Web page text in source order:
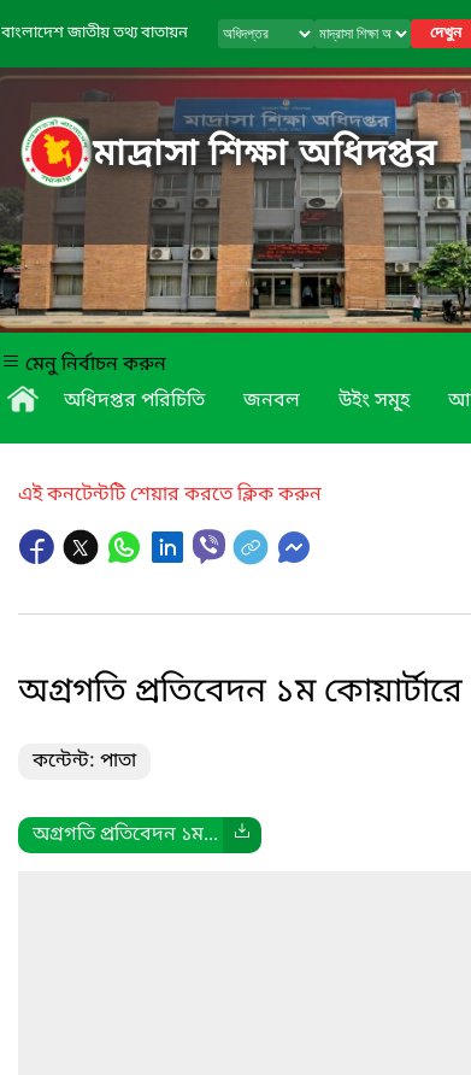
বাংলাদেশ জাতীয় তথ্য বাতায়ন দেখুন
মাদ্রাসা শিক্ষা অধিদপ্তর
মেনু নির্বাচন করুন
অধিদপ্তর পরিচিতি
জনবল উইং সমূ্হ
এই কনটেন্টটি শেয়ার করতে ক্লিক করুন
অগ্রগতি প্রতিবেদন ১ম
কন্টেন্ট: পাতা
অগ্রগতি প্রতিবেদন ১ম...